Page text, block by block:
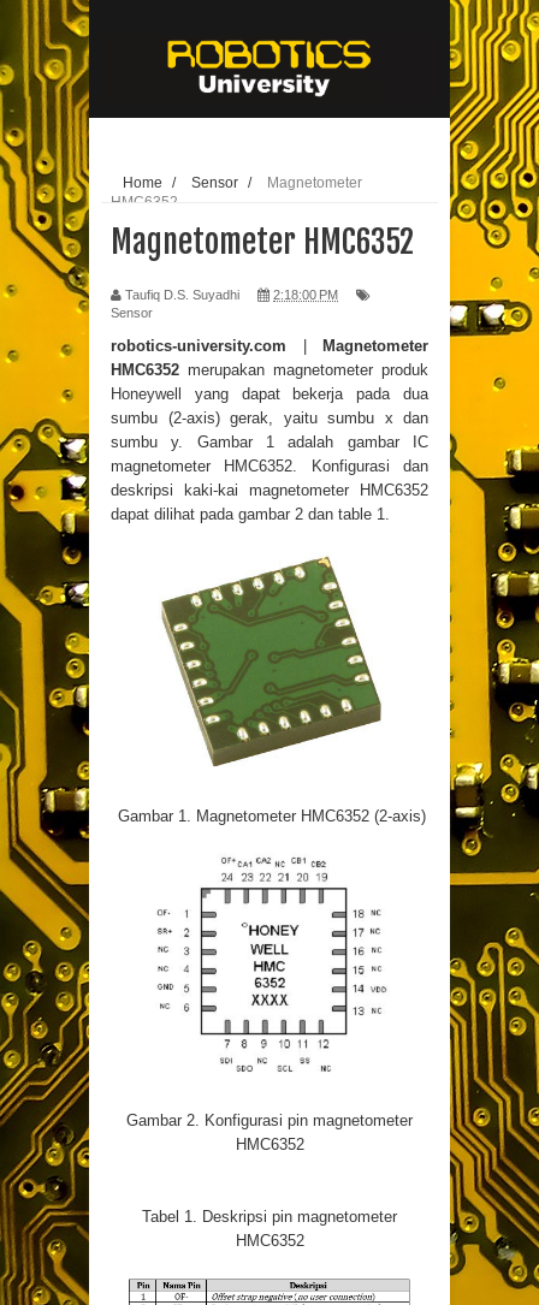
Home / Sensor /
Magnetometer
HMC6352
Magnetometer HMC6352
Taufiq D.S. Suyadhi
2:18:00 PM
Sensor
robotics-university.com | Magnetometer
HMC6352 merupakan magnetometer produk
Honeywell yang dapat bekerja pada dua
sumbu (2-axis) gerak, yaitu sumbu x dan
sumbu y. Gambar 1 adalah gambar IC
magnetometer HMC6352. Konfigurasi dan
deskripsi kaki-kai magnetometer HMC6352
dapat dilihat pada gambar 2 dan table 1.
Gambar 1. Magnetometer HMC6352 (2-axis)
Gambar 2. Konfigurasi pin magnetometer
HMC6352
Tabel 1. Deskripsi pin magnetometer
HMC6352